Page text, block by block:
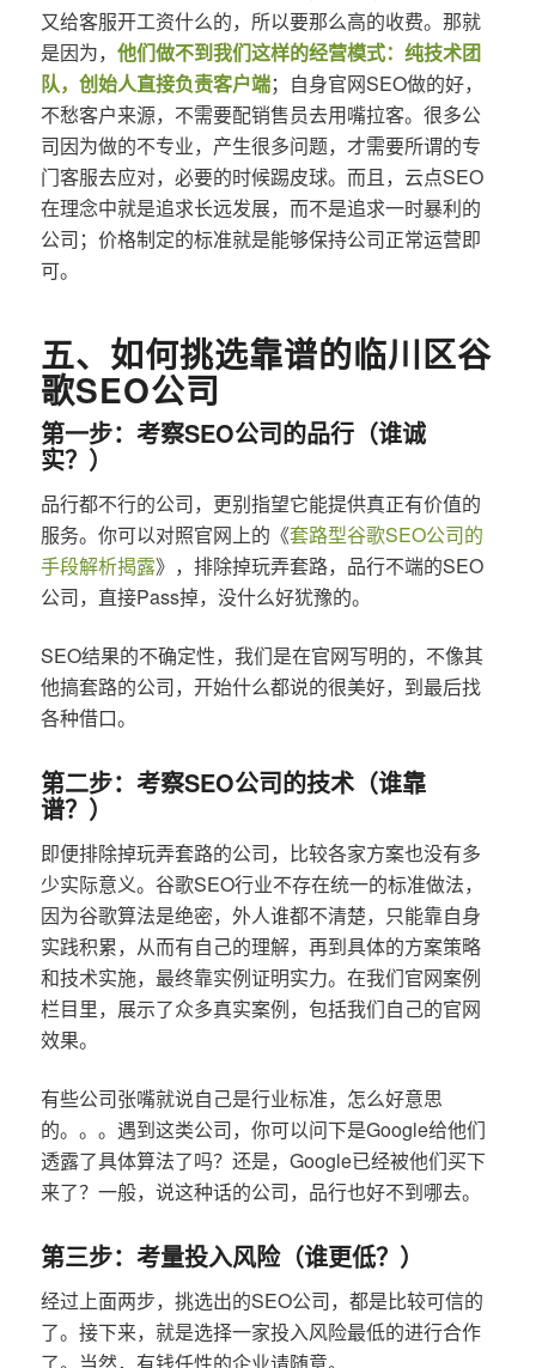
又给客服开工资什么的，所以要那么高的收费。那就
是因为， 他们做不到我们这样的经营模式：纯技术团
队，创始人直接负责客户端；自身官网SEO做的好，
不愁客户来源，不需要配销售员去用嘴拉客。很多公
司因为做的不专业，产生很多问题，才需要所谓的专
门客服去应对，必要的时候踢皮球。而且，云点SEO
在理念中就是追求长远发展，而不是追求一时暴利的
公司；价格制定的标准就是能够保持公司正常运营即
可。
五、如何挑选靠谱的临川区谷
歌SEO公司
第一步：考察SEO公司的品行（谁诚
实？）
品行都不行的公司，更别指望它能提供真正有价值的
服务。你可以对照官网上的《套路型谷歌SEO公司的
手段解析揭露》，排除掉玩弄套路，品行不端的SEO
公司，直接Pass掉，没什么好犹豫的。
SEO结果的不确定性，我们是在官网写明的，不像其
他搞套路的公司，开始什么都说的很美好，到最后找
各种借口。
第二步：考察SEO公司的技术（谁靠
谱？）
即便排除掉玩弄套路的公司，比较各家方案也没有多
少实际意义。谷歌SEO行业不存在统一的标准做法，
因为谷歌算法是绝密，外人谁都不清楚，只能靠自身
实践积累，从而有自己的理解，再到具体的方案策略
和技术实施，最终靠实例证明实力。在我们官网案例
栏目里，展示了众多真实案例，包括我们自己的官网
效果。
有些公司张嘴就说自己是行业标准，怎么好意思
的。。。遇到这类公司，你可以问下是Google给他们
透露了具体算法了吗？还是，Google已经被他们买下
来了？一般，说这种话的公司，品行也好不到哪去。
第三步：考量投入风险（谁更低？）
经过上面两步，挑选出的SEO公司，都是比较可信的
了。接下来，就是选择一家投入风险最低的进行合作